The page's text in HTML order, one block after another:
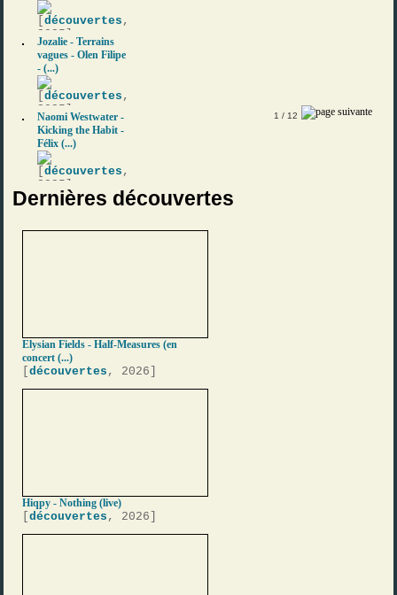
[découvertes ,
2025]
Jozalie - Terrains
vagues - Olen Filipe
- (...)
[découvertes ,
2025]
Naomi Westwater -
Kicking the Habit -
Félix (...)
[découvertes ,
2025]
1 / 12
Dernières découvertes
Elysian Fields - Half-Measures (en
concert (...)
[découvertes , 2026]
Hiqpy - Nothing (live)
[découvertes , 2026]